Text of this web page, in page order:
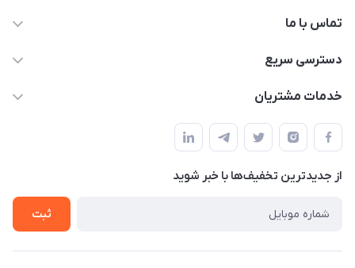
تماس با ما
09172138137
دسترسی سریع
حساب کاربری
لیست محصولات
درباره ما
خدمات مشتریان
قوانین و مقررات
حریم خصوصی
راهنما
از جدید‌ترین تخفیف‌ها با‌ خبر شوید
ثبت